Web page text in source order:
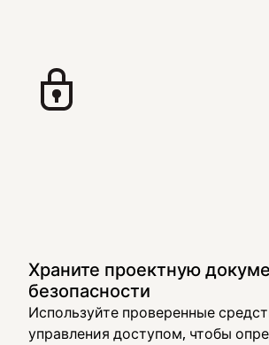
Храните проектную
безопасности
Используйте проверенные
управления доступом, чтобы